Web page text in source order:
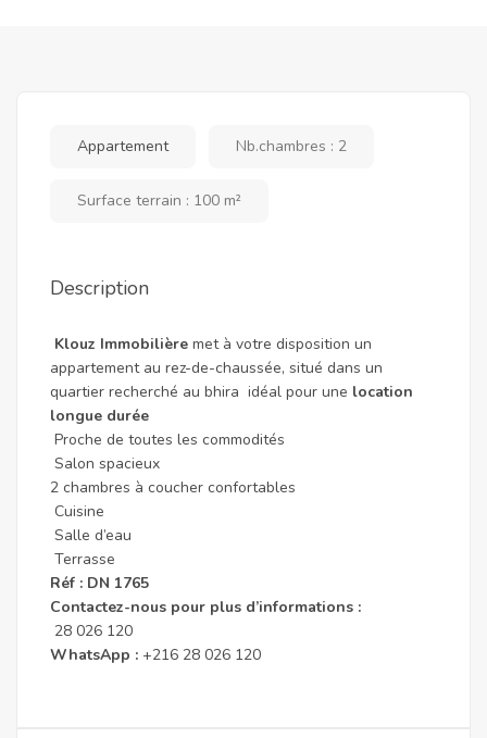
Appartement Nb.chambres : 2
Surface terrain : 100 m²
Description
Klouz Immobilière met à votre disposition un
appartement au rez-de-chaussée, situé dans un
quartier recherché au bhira idéal pour une location
longue durée
Proche de toutes les commodités
Salon spacieux
2 chambres à coucher confortables
Cuisine
Salle d’eau
Terrasse
Réf : DN 1765
Contactez-nous pour plus d’informations :
28 026 120
WhatsApp : +216 28 026 120